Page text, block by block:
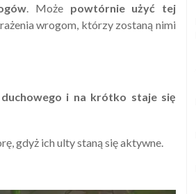
. Może powtórnie użyć tej
wrogom, którzy zostaną nimi
i na krótko staje się
gdyż ich ulty staną się aktywne.